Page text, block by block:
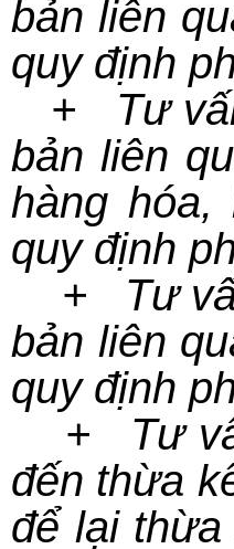
bản liên
quy định
+ Tư
bản liên
hàng
quy định
+ Tư
bản liên
quy định
+ Tư
đến thừa
để lại